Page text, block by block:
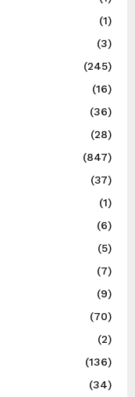
(1)
(3)
(245)
(16)
(36)
(28)
(847)
(37)
(1)
(6)
(5)
(7)
(9)
(70)
(2)
(136)
(34)